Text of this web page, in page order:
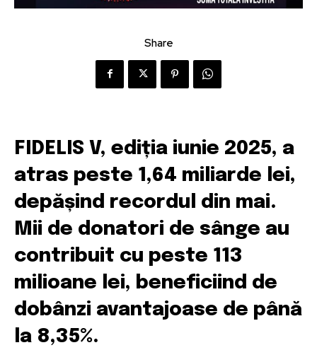
Share
FIDELIS V, ediția iunie 2025, a
atras peste 1,64 miliarde lei,
depășind recordul din mai.
Mii de donatori de sânge au
contribuit cu peste 113
milioane lei, beneficiind de
dobânzi avantajoase de până
la 8,35%.